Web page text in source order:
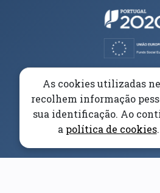
As cookies utilizadas
recolhem informação
sua identificação. Ao
a política de cookies.